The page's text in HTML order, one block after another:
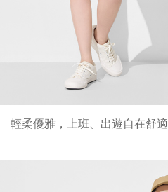
輕柔優雅，上班、出遊自在舒適